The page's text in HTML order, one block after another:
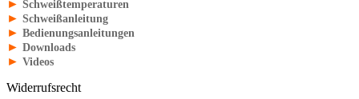
► Schweißtemperaturen
► Schweißanleitung
► Bedienungsanleitungen
► Downloads
► Videos
Widerrufsrecht